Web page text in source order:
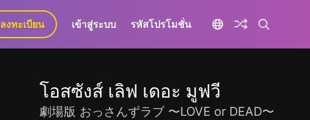
GaLa+
ลงทะเบียน เข้าสู่ระบบ รหัสโปรโมชั่น
โอสซังส์ เลิฟ เดอะ มูฟวี
劇場版 おっさんずラブ 〜LOVE or DEAD〜